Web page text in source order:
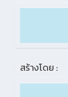
สร้างโดย :